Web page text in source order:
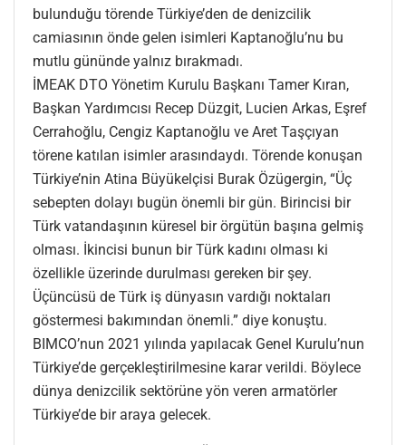
bulunduğu törende Türkiye’den de denizcilik
camiasının önde gelen isimleri Kaptanoğlu’nu bu
mutlu gününde yalnız bırakmadı.
İMEAK DTO Yönetim Kurulu Başkanı Tamer Kıran,
Başkan Yardımcısı Recep Düzgit, Lucien Arkas, Eşref
Cerrahoğlu, Cengiz Kaptanoğlu ve Aret Taşçıyan
törene katılan isimler arasındaydı. Törende konuşan
Türkiye’nin Atina Büyükelçisi Burak Özügergin, “Üç
sebepten dolayı bugün önemli bir gün. Birincisi bir
Türk vatandaşının küresel bir örgütün başına gelmiş
olması. İkincisi bunun bir Türk kadını olması ki
özellikle üzerinde durulması gereken bir şey.
Üçüncüsü de Türk iş dünyasın vardığı noktaları
göstermesi bakımından önemli.” diye konuştu.
BIMCO’nun 2021 yılında yapılacak Genel Kurulu’nun
Türkiye’de gerçekleştirilmesine karar verildi. Böylece
dünya denizcilik sektörüne yön veren armatörler
Türkiye’de bir araya gelecek.